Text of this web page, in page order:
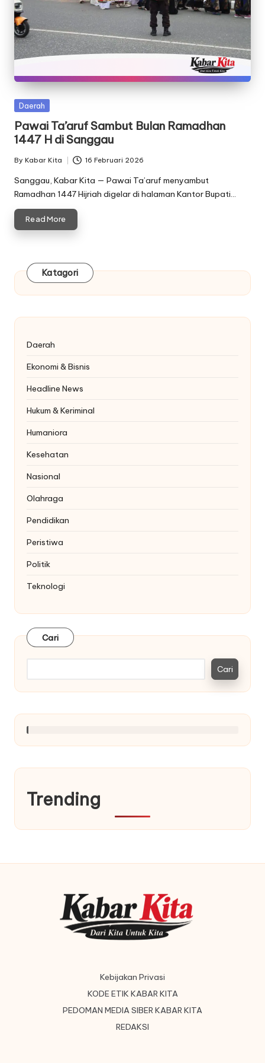
Posted
Daerah
Pawai Ta’aruf Sambut Bulan Ramadhan
1447 H di Sanggau
Posted
by
By Kabar Kita 16 Februari 2026
Sanggau, Kabar Kita — Pawai Ta’aruf menyambut
Ramadhan 1447 Hijriah digelar di halaman Kantor Bupati…
Read More
Katagori
Daerah
Ekonomi & Bisnis
Headline News
Hukum & Keriminal
Humaniora
Kesehatan
Nasional
Olahraga
Pendidikan
Peristiwa
Politik
Teknologi
Cari
Cari
Trending
Kebijakan Privasi
KODE ETIK KABAR KITA
PEDOMAN MEDIA SIBER KABAR KITA
REDAKSI